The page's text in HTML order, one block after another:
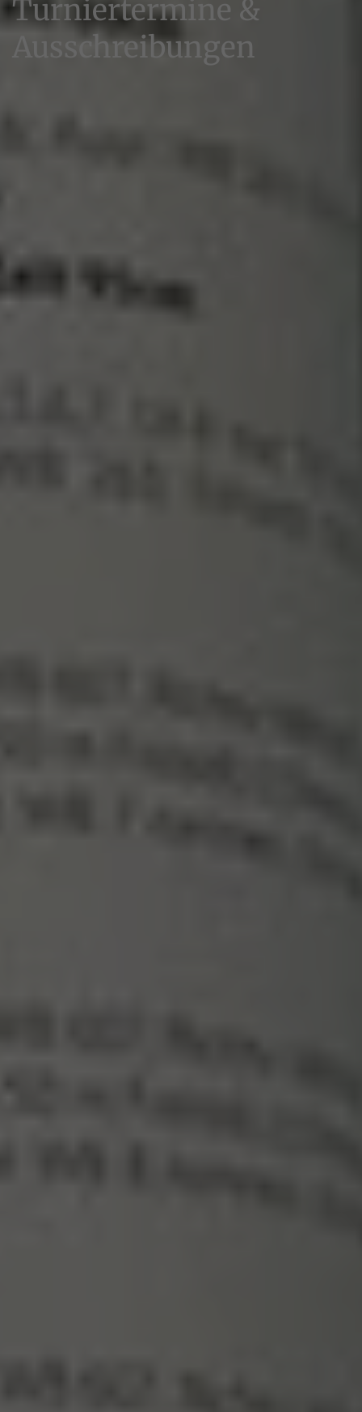
Turniertermine &
Ausschreibungen